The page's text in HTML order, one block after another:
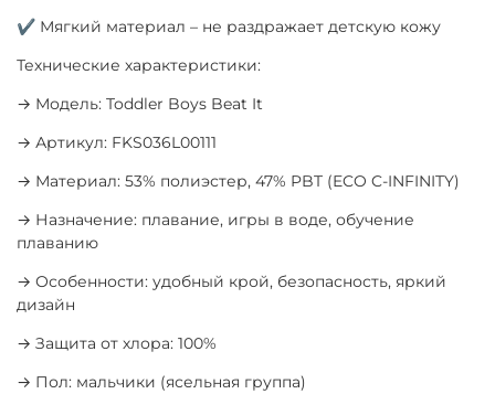
✔ Мягкий материал – не раздражает детскую кожу
Технические характеристики:
→ Модель: Toddler Boys Beat It
→ Артикул: FKS036L00111
→ Материал: 53% полиэстер, 47% PBT (ECO C-INFINITY)
→ Назначение: плавание, игры в воде, обучение
плаванию
→ Особенности: удобный крой, безопасность, яркий
дизайн
→ Защита от хлора: 100%
→ Пол: мальчики (ясельная группа)